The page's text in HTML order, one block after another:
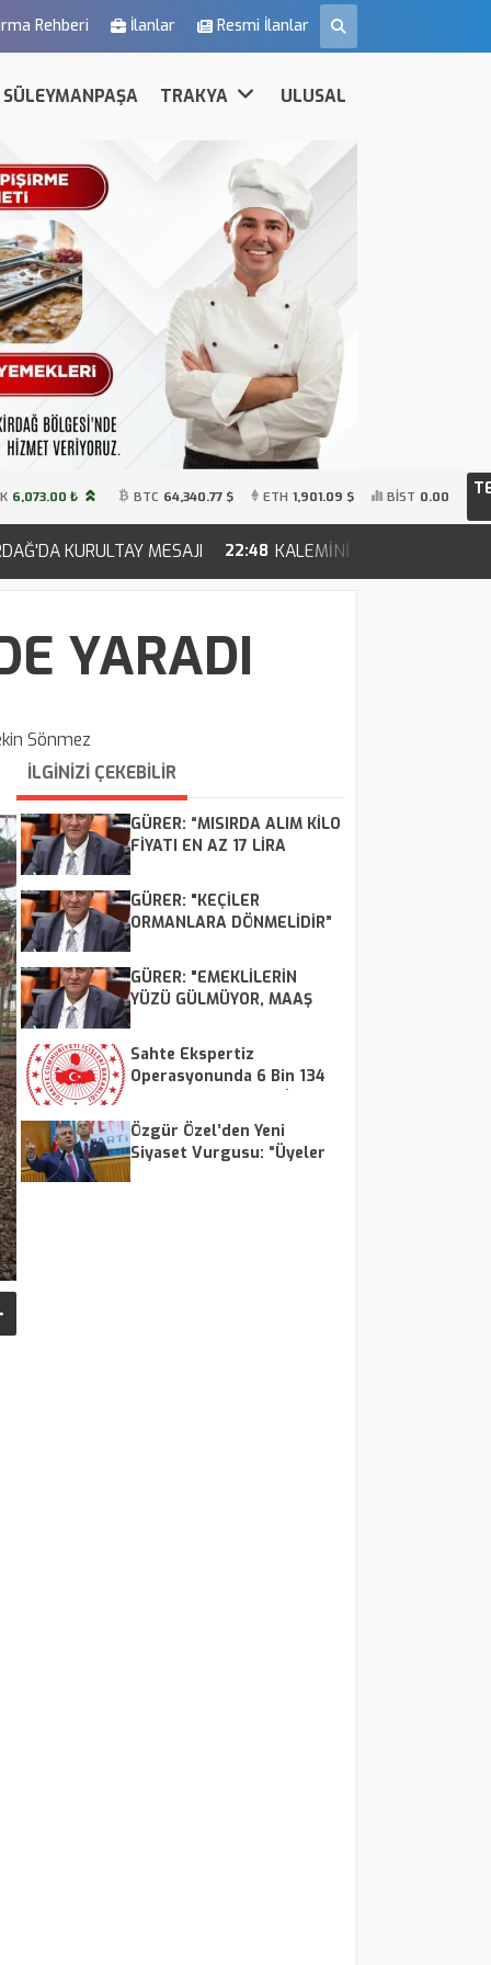
Rehberi İlanlar Resmi İlanlar
SÜLEYMANPAŞA TRAKYA ULUSAL
6,073.00 ₺ BTC 64,340.77 $ ETH 1,901.09 $ BİST 0.00
MESAJI 22:48 KALEMİNİ ARDINDA BIRAKAN ŞAİR-YAZAR
YARADI
Sönmez
İLGİNİZİ ÇEKEBİLİR
GÜRER: “MISIRDA ALIM KİLO
FİYATI EN AZ 17 LİRA
GÜRER: "KEÇİLER
ORMANLARA DÖNMELİDİR”
GÜRER: "EMEKLİLERİN
YÜZÜ GÜLMÜYOR, MAAŞ
Sahte Ekspertiz
Operasyonunda 6 Bin 134
Edildi veya Geri Alındı
Özgür Özel’den Yeni
Siyaset Vurgusu: “Üyeler